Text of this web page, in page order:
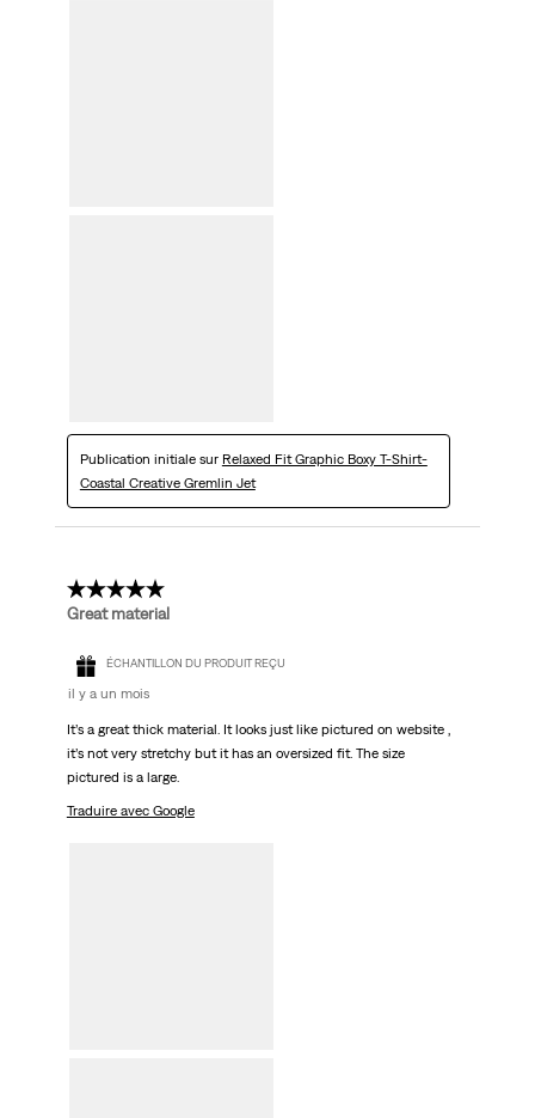
Publication initiale sur Relaxed Fit Graphic Boxy T-Shirt-
Coastal Creative Gremlin Jet
5 étoile(s) sur 5.
Great material
ÉCHANTILLON DU PRODUIT REÇU
il y a un mois
It’s a great thick material. It looks just like pictured on website ,
it’s not very stretchy but it has an oversized fit. The size
pictured is a large.
Traduire avec Google